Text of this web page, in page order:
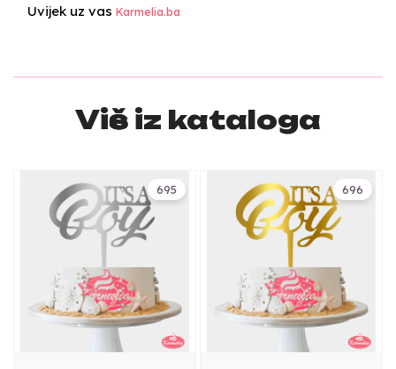
Uvijek uz vas Karmelia.ba
Više iz kataloga
695 696